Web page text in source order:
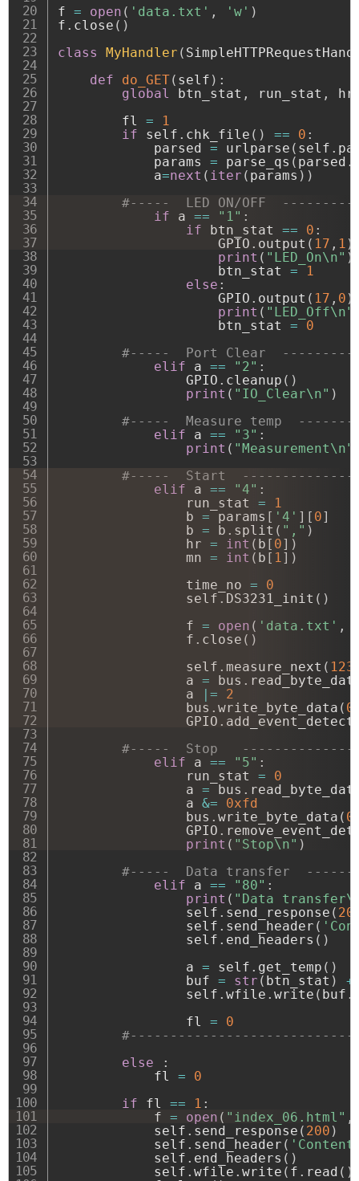
f = open ( 'data.txt' , 'w' )
f . close ( )
class
MyHandler (
def
do_GET( self ) :
global btn_stat , run_stat , hr
        fl
=
1
if self . chk_file ( ) == 0 :
            parsed
= urlparse ( self .
            params
= parse_qs ( parsed .
            a
=next ( iter ( params ) )
#-----  LED ON/OFF
if a == "1" :
if btn_stat == 0 :
                    GPIO
. output ( 17 , 1 )
print ( "LED_On\n" )
                    btn_stat
=
1
else :
                    GPIO
. output ( 17 , 0 )
print ( "LED_Off\n"
                    btn_stat
=
0
#-----  Port Clear
elif a == "2" :
                GPIO
. cleanup ( )
print ( "IO_Clear\n" )
#-----  Measure temp
elif a == "3" :
print ( "Measurement\n"
#-----  Start
elif a == "4" :
                run_stat
=
1
                b
= params [ '4' ] [ 0]
                b
= b . split ( "," )
                hr
= int ( b [ 0] )
                mn
= int ( b [ 1] )
                time_no
=
0
                self
. DS3231_init ( )
                f
= open ( 'data.txt' ,
                f
. close ( )
                self
. measure_next ( 123
                a
= bus .
                a
| =
2
                bus
. write_byte_data (
                GPIO
. add_event_detect
#-----  Stop
elif a == "5" :
                run_stat
=
0
                a
= bus .
                a
&=
0xfd
                bus
. write_byte_data (
                GPIO
.
print ( "Stop\n" )
#-----  Data transfer
elif a == "80" :
print ( "Data
                self
. send_response (
                self
. send_header (
                self
. end_headers ( )
                a
= self . get_temp ( )
                buf
= str ( btn_stat )
+
                self
. wfile . write ( buf .
                fl
=
0
else
:
            fl
=
0
if fl == 1 :
            f
= open ( "index_06.html" ,
            self
. send_response ( 200 )
            self
. send_header (
            self
. end_headers ( )
            self
. wfile . write ( f . read ( )